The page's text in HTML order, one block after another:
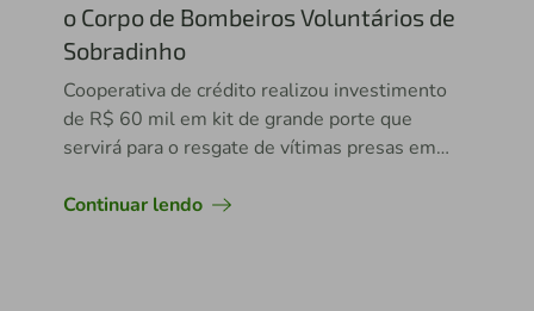
o Corpo de Bombeiros Voluntários de
Sobradinho
Cooperativa de crédito realizou investimento
de R$ 60 mil em kit de grande porte que
servirá para o resgate de vítimas presas em
Continuar lendo